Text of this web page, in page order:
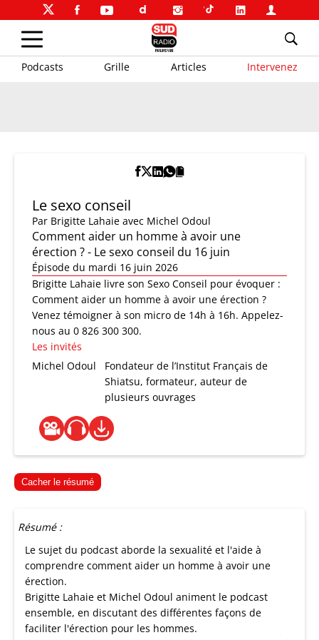
Podcasts Grille Articles Intervenez
Le sexo conseil
Par Brigitte Lahaie avec Michel Odoul
Comment aider un homme à avoir une
érection ? - Le sexo conseil du 16 juin
Épisode du mardi 16 juin 2026
Brigitte Lahaie livre son Sexo Conseil pour évoquer :
Comment aider un homme à avoir une érection ?
Venez témoigner à son micro de 14h à 16h. Appelez-
nous au 0 826 300 300.
Les invités
Michel Odoul
Fondateur de l’Institut Français de
Shiatsu, formateur, auteur de
plusieurs ouvrages
Cacher le résumé
Résumé :
Le sujet du podcast aborde la sexualité et l'aide à
comprendre comment aider un homme à avoir une
érection.
Brigitte Lahaie et Michel Odoul animent le podcast
ensemble, en discutant des différentes façons de
faciliter l'érection pour les hommes.